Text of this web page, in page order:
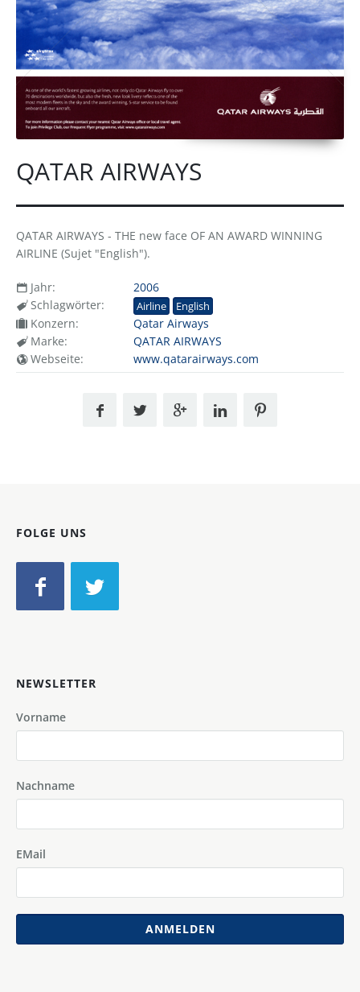
QATAR AIRWAYS
QATAR AIRWAYS - THE new face OF AN AWARD WINNING
AIRLINE (Sujet "English").
Jahr:
2006
Schlagwörter:
Airline English
Konzern:
Qatar Airways
Marke:
QATAR AIRWAYS
Webseite:
www.qatarairways.com
FOLGE UNS
NEWSLETTER
Vorname
Nachname
EMail
ANMELDEN